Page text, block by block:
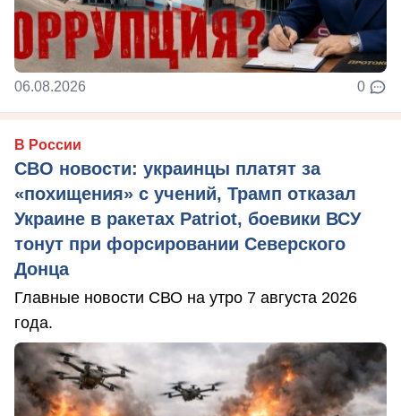
06.08.2026 0
В России
СВО новости: украинцы платят за
«похищения» с учений, Трамп отказал
Украине в ракетах Patriot, боевики ВСУ
тонут при форсировании Северского
Донца
Главные новости СВО на утро 7 августа 2026
года.